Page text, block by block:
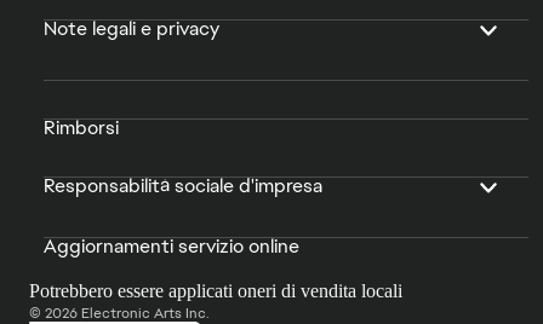
Note legali e privacy
Rimborsi
Responsabilità sociale d'impresa
Aggiornamenti servizio online
Potrebbero essere applicati oneri di vendita locali
© 2026 Electronic Arts Inc.